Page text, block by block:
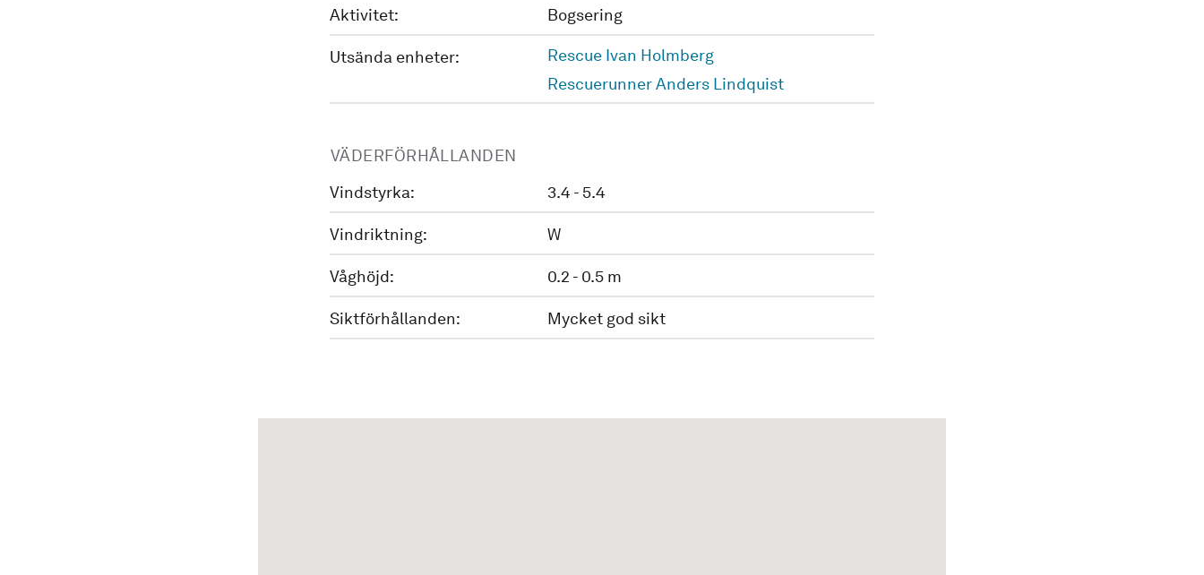
Aktivitet: Bogsering
Utsända enheter:
Rescue Ivan Holmberg
Rescuerunner Anders Lindquist
VÄDERFÖRHÅLLANDEN
Vindstyrka:
3.4 - 5.4
Vindriktning: W
Våghöjd: 0.2 - 0.5 m
Siktförhållanden: Mycket god sikt